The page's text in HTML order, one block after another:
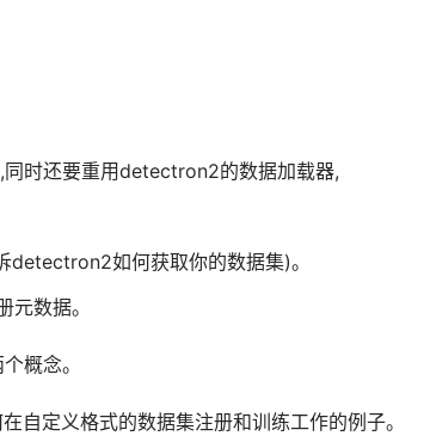
时还要重用detectron2的数据加载器,
detectron2如何获取你的数据集)。
元数据。
概念。
自定义格式的数据集注册和训练工作的例子。